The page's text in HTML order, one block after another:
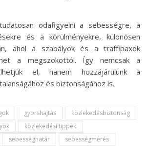
odafigyelni a sebességre, a
és a körülményekre, különösen
ahol a szabályok és a traffipaxok
a megszokottól. Így nemcsak a
el, hanem hozzájárulunk a
és biztonságához is.
gyorshajtás
közlekedésbiztonság
közlekedési tippek
sebességhatár
sebességmérés